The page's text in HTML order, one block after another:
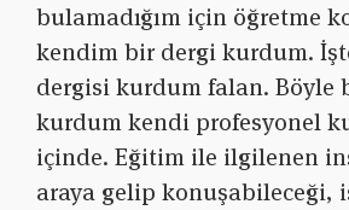
bulamadığım için öğretme
kendim bir dergi kurdum.
dergisi kurdum falan. Böyle
kurdum kendi profesyonel
içinde. Eğitim ile ilgilenen
araya gelip konuşabileceği,